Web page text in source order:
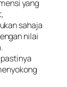
yang
sahaja
nilai